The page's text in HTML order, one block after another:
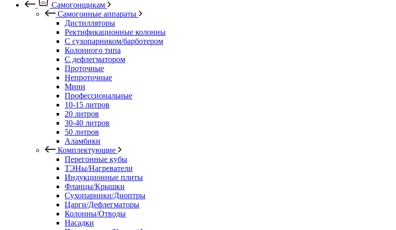
Самогонщикам
Самогонные аппараты
Дистилляторы
Ректификационные колонны
С сухопарником/барботером
Колонного типа
С дефлегматором
Проточные
Непроточные
Мини
Профессиональные
10-15 литров
20 литров
30-40 литров
50 литров
Аламбики
Комплектующие
Перегонные кубы
ТЭНы/Нагреватели
Индукционные плиты
Фланцы/Крышки
Сухопарники/Диоптры
Царги/Дефлегматоры
Колонны/Отводы
Насадки